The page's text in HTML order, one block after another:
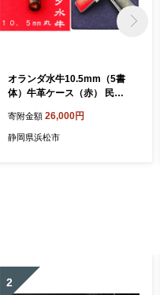
オランダ水牛10.5mm（5書
体）牛革ケース（赤） 民芸
寄附金額 26,000円
静岡県浜松市
2